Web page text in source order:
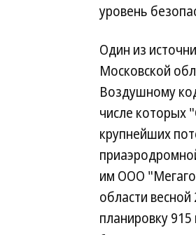
уровень
Один из
Московской
Воздушному
числе которых
крупнейших
им ООО
области
планировку